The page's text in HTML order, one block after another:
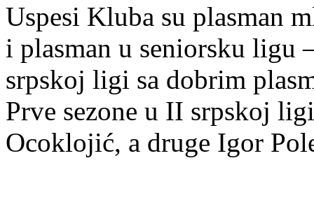
Uspesi Kluba su plasman
i plasman u seniorsku ligu
srpskoj ligi sa dobrim
Prve sezone u II srpskoj
Ocoklojić, a druge Igor